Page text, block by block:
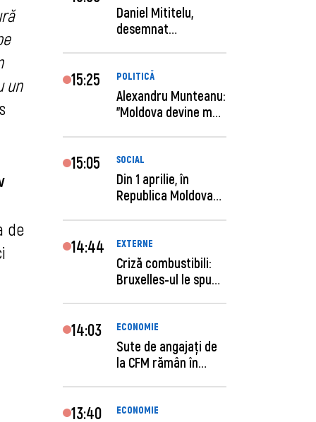
un
de
Daniel Mititelu,
desemnat
15:25 POLITICĂ
Alexandru Munteanu:
"Moldova devine mai
15:05 SOCIAL
Din 1 aprilie, în
Republica Moldova
14:44 EXTERNE
Criză combustibili:
Bruxelles-ul le spune
14:03 ECONOMIE
Sute de angajaţi de
la CFM rămân în
13:40 ECONOMIE